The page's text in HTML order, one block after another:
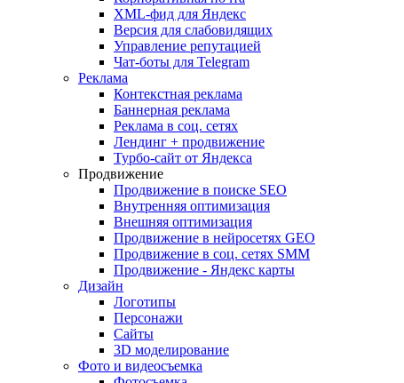
XML-фид для Яндекс
Версия для слабовидящих
Управление репутацией
Чат-боты для Telegram
Реклама
Контекстная реклама
Баннерная реклама
Реклама в соц. сетях
Лендинг + продвижение
Турбо-сайт от Яндекса
Продвижение
Продвижение в поиске SEO
Внутренняя оптимизация
Внешняя оптимизация
Продвижение в нейросетях GEO
Продвижение в соц. сетях SMM
Продвижение - Яндекс карты
Дизайн
Логотипы
Персонажи
Сайты
3D моделирование
Фото и видеосъемка